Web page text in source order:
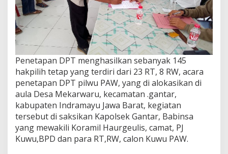
Penetapan DPT menghasilkan sebanyak 145
hakpilih tetap yang terdiri dari 23 RT, 8 RW, acara
penetapan DPT pilwu PAW, yang di alokasikan di
aula Desa Mekarwaru, kecamatan .gantar,
kabupaten Indramayu Jawa Barat, kegiatan
tersebut di saksikan Kapolsek Gantar, Babinsa
yang mewakili Koramil Haurgeulis, camat, PJ
Kuwu,BPD dan para RT,RW, calon Kuwu PAW.